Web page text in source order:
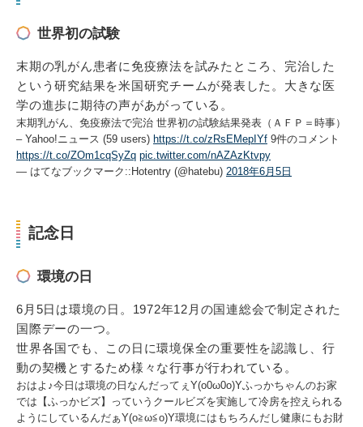
世界初の試験
末期の乳がん患者に免疫療法を試みたところ、完治した
という研究結果を米国研究チームが発表した。大きな医
学の進歩に期待の声があがっている。
末期乳がん、免疫療法で完治 世界初の試験結果発表（ＡＦＰ＝時事）
– Yahoo!ニュース (59 users) https://t.co/zRsEMepIYf 9件のコメント
https://t.co/ZOm1cqSyZq pic.twitter.com/nAZAzKtvpy
— はてなブックマーク::Hotentry (@hatebu) 2018年6月5日
記念日
環境の日
6月5日は環境の日。1972年12月の国連総会で制定された
国際デーの一つ。
世界各国でも、この日に環境保全の重要性を認識し、行
動の契機とするため様々な行事が行われている。
おはよ♪今日は環境の日なんだってぇY(o0ω0o)Yふっかちゃんのお家
では【ふっかビズ】っていうクールビズを実施して冷房を控えられる
ようにしているんだぁY(o≧ω≦o)Y環境にはもちろんだし健康にもお財